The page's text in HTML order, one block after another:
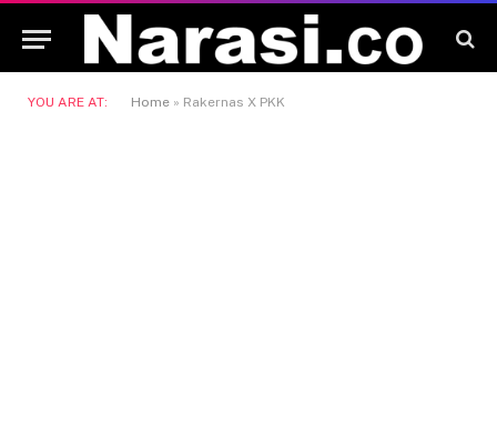
YOU ARE AT: Home » Rakernas X PKK